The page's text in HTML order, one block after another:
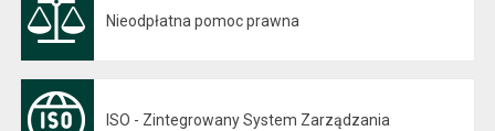
Nieodpłatna pomoc prawna
ISO - Zintegrowany System Zarządzania